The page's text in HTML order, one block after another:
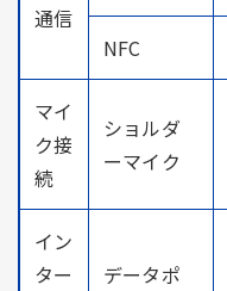
通信
NFC
マイ
ク接
続
ショルダ
ーマイク
イン
ター
データポ